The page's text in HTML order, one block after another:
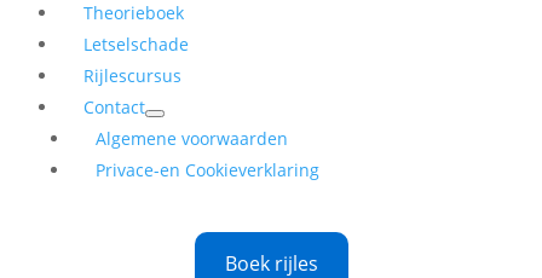
Theorieboek
Letselschade
Rijlescursus
Contact
Algemene voorwaarden
Privace-en Cookieverklaring
Boek rijles